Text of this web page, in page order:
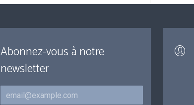
Abonnez-vous à notre
newsletter
Courriel